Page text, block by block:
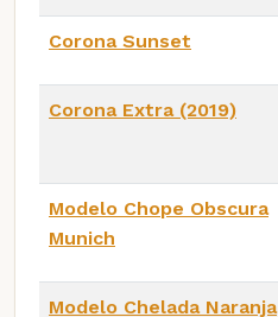
Corona Sunset
Corona Extra (2019)
Modelo Chope Obscura
Munich
Modelo Chelada Naranja